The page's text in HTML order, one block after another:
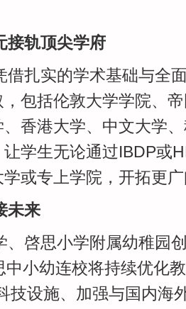
接轨顶尖学府
借扎实的学术基础与全
包括伦敦大学学院、
香港大学、中文大学
学生无论通过IBDP或
或专上学院，开拓更
未来
、啓思小学附属幼稚园
中小幼连校将持续优化
技设施、加强与国内海